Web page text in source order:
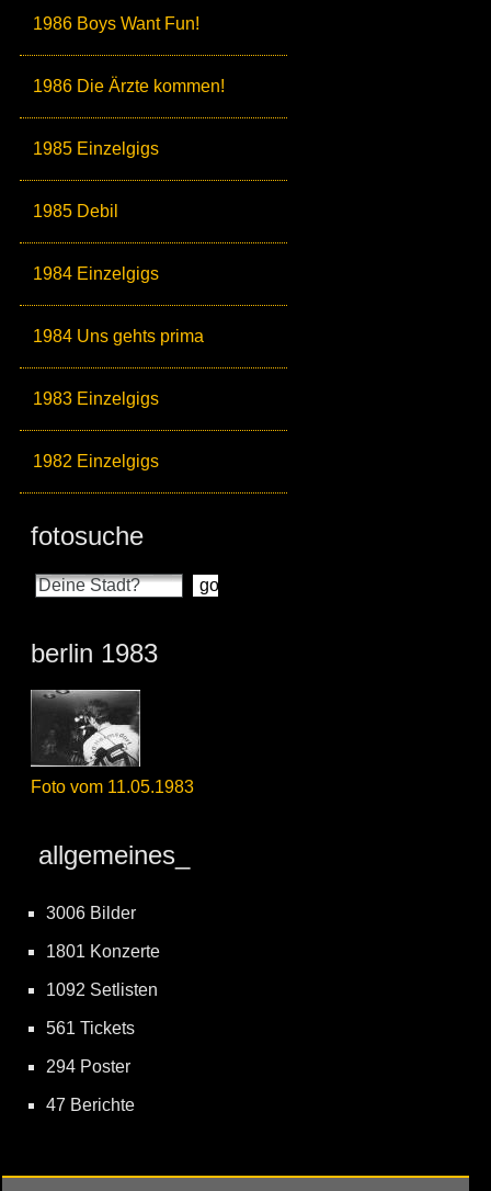
1986 Boys Want Fun!
1986 Die Ärzte kommen!
1985 Einzelgigs
1985 Debil
1984 Einzelgigs
1984 Uns gehts prima
1983 Einzelgigs
1982 Einzelgigs
fotosuche
berlin 1983
Foto vom 11.05.1983
allgemeines_
3006 Bilder
1801 Konzerte
1092 Setlisten
561 Tickets
294 Poster
47 Berichte